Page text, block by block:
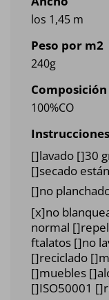
los 1,45 m
Peso por m2
240g
Composición
100%CO
[]lavado []30
[]secado
[]no
[x]no
normal
ftalatos []no
[]reciclado
[]muebles
[]ISO50001